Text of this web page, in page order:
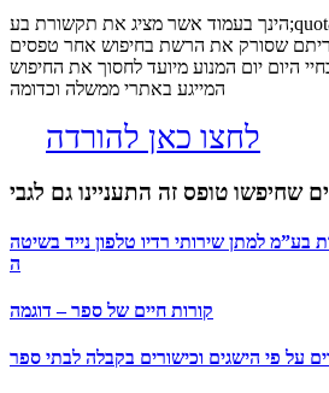
הינך בעמוד אשר מציג את תקשורת בע;quot&מ – חלל מרשם בעלי
שסורק את הרשת בחיפוש אחר טפסים
היום יום המנוע מיועד לחסוך את החיפוש
המייגע באתרי ממשלה וכדומה
לחצו כאן להורדה
שחיפשו טופס זה התעניינו גם לגבי
בע”מ למתן שירותי רדיו טלפון נייד בשיטה
ה
קורות חיים של ספר – דוגמה
על פי הישגים וכישורים בקבלה לבתי ספר